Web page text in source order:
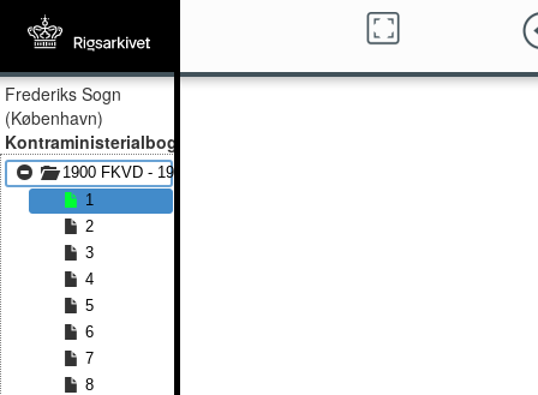
Frederiks Sogn
(København)
Kontraministerialbog
1900 FKVD - 1912 FKVD
1
2
3
4
5
6
7
8